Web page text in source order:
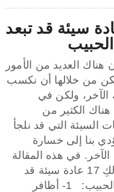
عادة سيئة قد تبعد
هناك العديد من الأمور
من خلالها أن نكسب
الآخر، ولكن في
هناك الكثير من
السيئة التي قد نلجأ
بنا إلى خسارة
في هذه المقالة
سنورد لكِ 17 عادة سيئة قد
تبعد ع الحبيب: 1- أظافر